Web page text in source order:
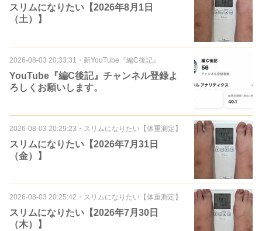
スリムになりたい【2026年8月1日
（土）】
2026-08-03 20:33:31 ・ 新YouTube『編C後記』
YouTube『編C後記』チャンネル登録よ
ろしくお願いします。
2026-08-03 20:29:23 ・ スリムになりたい【体重測定】
スリムになりたい【2026年7月31日
（金）】
2026-08-03 20:25:42 ・ スリムになりたい【体重測定】
スリムになりたい【2026年7月30日
（木）】